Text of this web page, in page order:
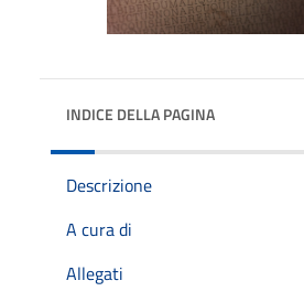
INDICE DELLA PAGINA
Descrizione
A cura di
Allegati